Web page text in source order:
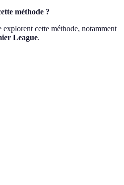
méthode ?
cette méthode, notamment
League.